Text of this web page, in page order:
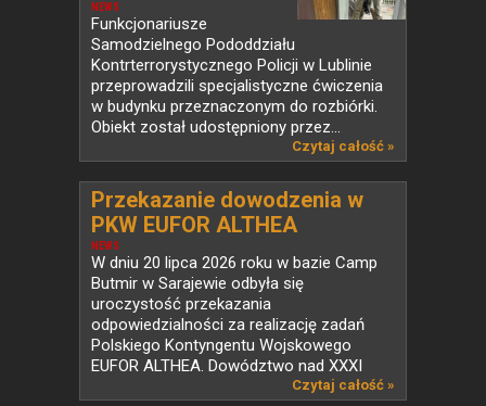
NEWS
Funkcjonariusze
Samodzielnego Pododdziału
Kontrterrorystycznego Policji w Lublinie
przeprowadzili specjalistyczne ćwiczenia
w budynku przeznaczonym do rozbiórki.
Obiekt został udostępniony przez...
Czytaj całość »
NEWS
Przekazanie dowodzenia w
PKW EUFOR ALTHEA
W dniu 20 lipca 2026 roku w bazie Camp
Butmir w Sarajewie odbyła się
uroczystość przekazania
odpowiedzialności za realizację zadań
Polskiego Kontyngentu Wojskowego
EUFOR ALTHEA. Dowództwo nad XXXI
Czytaj całość »